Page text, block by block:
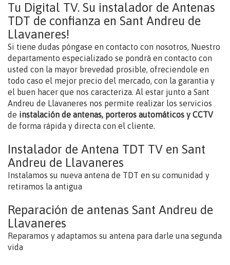
Tu Digital TV. Su instalador de Antenas
TDT de confianza en Sant Andreu de
Llavaneres!
Si tiene dudas póngase en contacto con nosotros, Nuestro
departamento especializado se pondrá en contacto con
usted con la mayor brevedad prosible, ofreciendole en
todo caso el mejor precio del mercado, con la garantia y
el buen hacer que nos caracteriza. Al estar junto a Sant
Andreu de Llavaneres nos permite realizar los servicios
de instalación de antenas, porteros automáticos y CCTV
de forma rápida y directa con el cliente.
Instalador de Antena TDT TV en Sant
Andreu de Llavaneres
Instalamos su nueva antena de TDT en su comunidad y
retiramos la antigua
Reparación de antenas Sant Andreu de
Llavaneres
Reparamos y adaptamos su antena para darle una segunda
vida